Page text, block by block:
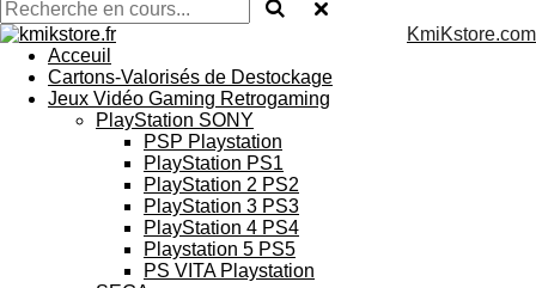
KmiKstore.com
Acceuil
Cartons-Valorisés de Destockage
Jeux Vidéo Gaming Retrogaming
PlayStation SONY
PSP Playstation
PlayStation PS1
PlayStation 2 PS2
PlayStation 3 PS3
PlayStation 4 PS4
Playstation 5 PS5
PS VITA Playstation